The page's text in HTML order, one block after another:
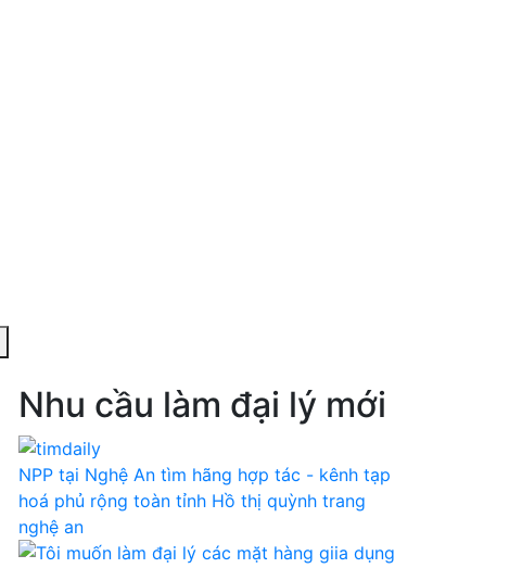
Nhu cầu làm đại lý mới
NPP tại Nghệ An tìm hãng hợp tác - kênh tạp
hoá phủ rộng toàn tỉnh Hồ thị quỳnh trang
nghệ an